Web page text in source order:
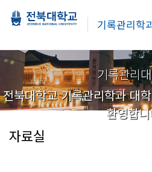
기록관리학
기록관리
전북대학교 기록관리학과 대
환영합
자료실